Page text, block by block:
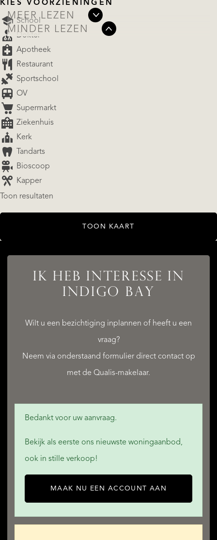
MEER LEZEN
MINDER LEZEN
KIES VOORZIENINGEN
School
Dokter
Apotheek
Restaurant
Sportschool
OV
Supermarkt
Ziekenhuis
Kerk
Tandarts
Bioscoop
Kapper
Toon resultaten
TOON KAART
IK HEB INTERESSE IN
INDIGO BAY
Wilt u een bezichtiging inplannen of heeft u een
vraag?
Neem via onderstaand formulier direct contact op
met de Qualis-makelaar.
Bedankt voor uw aanvraag.
Bekijk als eerste ons nieuwste woningaanbod,
ook in stille verkoop!
MAAK NU EEN ACCOUNT AAN